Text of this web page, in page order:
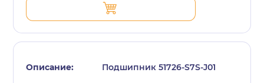
Подшипник 51726-S7S-J01